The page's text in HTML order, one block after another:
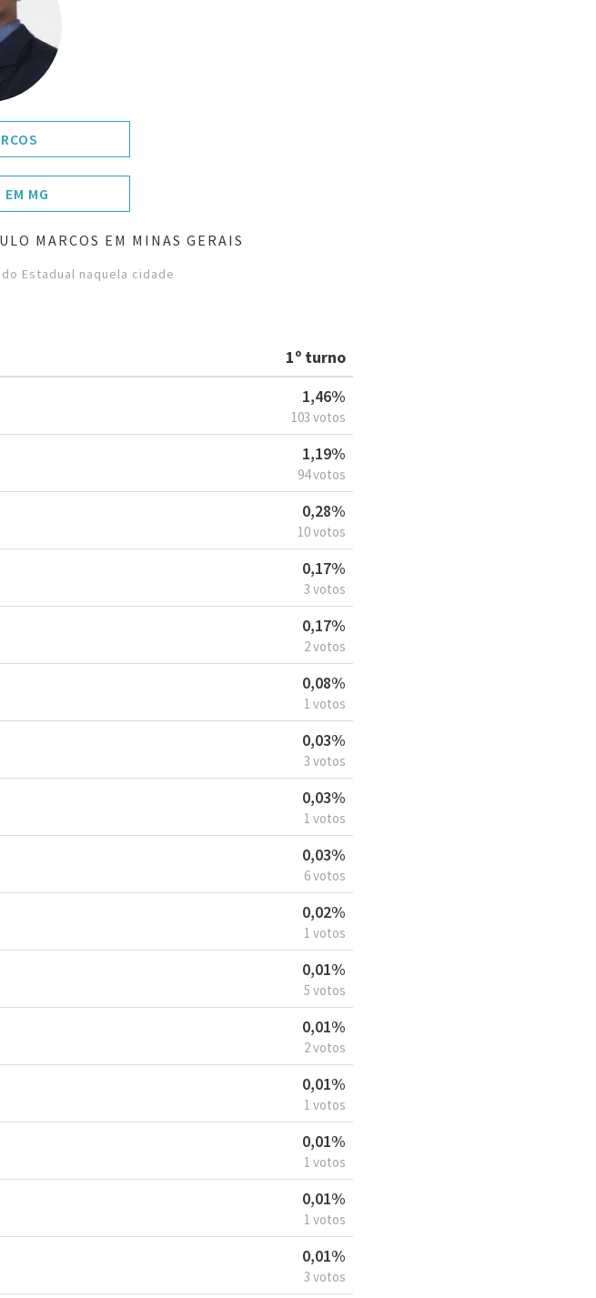
MG
MARCOS EM MINAS GERAIS
Estadual naquela cidade
1º turno
1,46%
103 votos
1,19%
94 votos
0,28%
10 votos
0,17%
3 votos
0,17%
2 votos
0,08%
1 votos
0,03%
3 votos
0,03%
1 votos
0,03%
6 votos
0,02%
1 votos
0,01%
5 votos
0,01%
2 votos
0,01%
1 votos
0,01%
1 votos
0,01%
1 votos
0,01%
3 votos